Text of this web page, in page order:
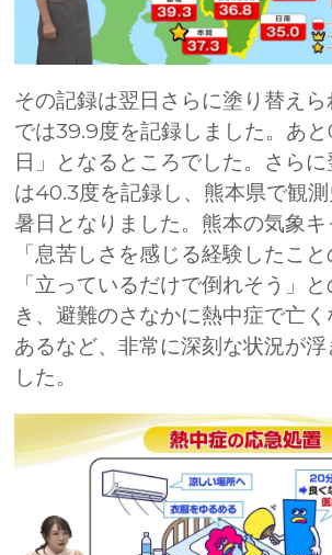
その記録は翌日さらに塗り替え
では39.9度を記録しました。あと
日」となるところでした。さら
は40.3度を記録し、熊本県で観
暑日となりました。熊本の気象
「息苦しさを感じる経験したこと
「立っているだけで倒れそう」
き、避難のさなかに熱中症で亡
あるなど、非常に深刻な状況が浮
した。